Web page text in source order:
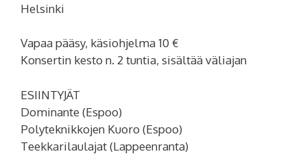
Helsinki
Vapaa pääsy, käsiohjelma 10 €
Konsertin kesto n. 2 tuntia, sisältää väliajan
ESIINTYJÄT
Dominante (Espoo)
Polyteknikkojen Kuoro (Espoo)
Teekkarilaulajat (Lappeenranta)